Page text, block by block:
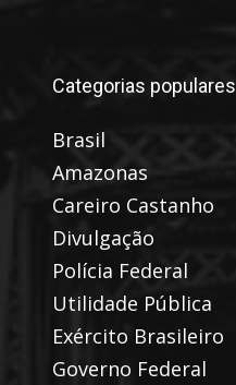
Categorias populares
Brasil
Amazonas
Careiro Castanho
Divulgação
Polícia Federal
Utilidade Pública
Exército Brasileiro
Governo Federal